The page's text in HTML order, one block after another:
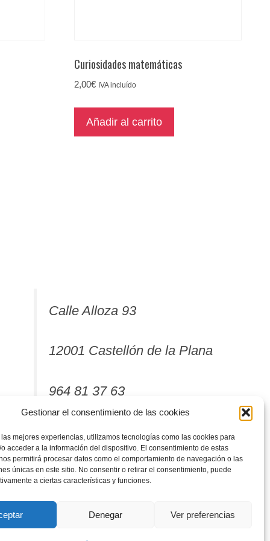
Gestionar el consentimiento de las cookies
mejores experiencias, utilizamos tecnologías como las cookies para
acceder a la información del dispositivo. El consentimiento de estas
permitirá procesar datos como el comportamiento de navegación o las
únicas en este sitio. No consentir o retirar el consentimiento, puede
a ciertas características y funciones.
Denegar Ver preferencias
Curiosidades matemáticas
2,00€ IVA incluído
Añadir al carrito
Calle Alloza 93
12001 Castellón de la Plana
964 81 37 63